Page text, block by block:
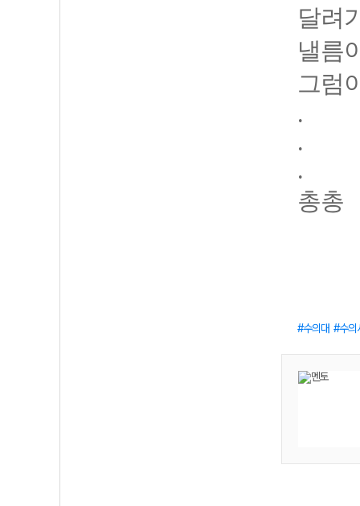
달려
낼름
그럼
.
.
.
총총
수의대 수의